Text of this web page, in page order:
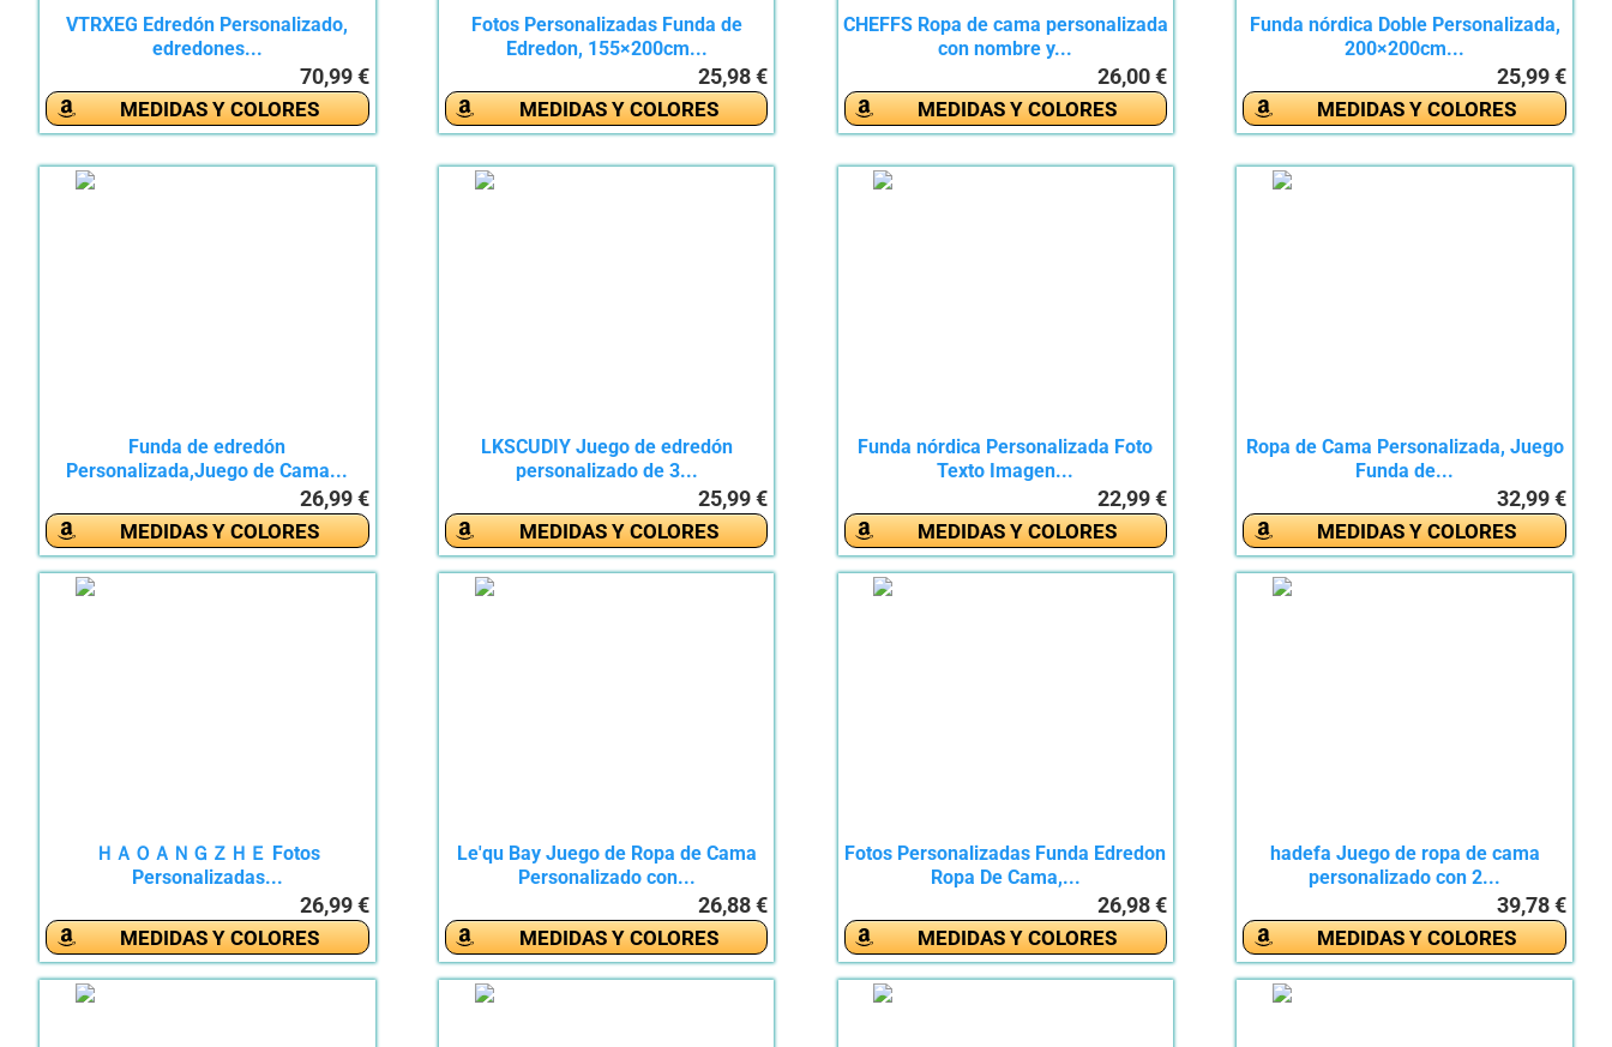
VTRXEG Edredón Personalizado,
edredones...
70,99 €
MEDIDAS Y COLORES
Fotos Personalizadas Funda de
Edredon, 155×200cm...
25,98 €
MEDIDAS Y COLORES
CHEFFS Ropa de cama personalizada
con nombre y...
26,00 €
MEDIDAS Y COLORES
Funda nórdica Doble Personalizada,
200×200cm...
25,99 €
MEDIDAS Y COLORES
Funda de edredón
Personalizada,Juego de Cama...
26,99 €
MEDIDAS Y COLORES
LKSCUDIY Juego de edredón
personalizado de 3...
25,99 €
MEDIDAS Y COLORES
Funda nórdica Personalizada Foto
Texto Imagen...
22,99 €
MEDIDAS Y COLORES
Ropa de Cama Personalizada, Juego
Funda de...
32,99 €
MEDIDAS Y COLORES
ＨＡＯＡＮＧＺＨＥ Fotos
Personalizadas...
26,99 €
MEDIDAS Y COLORES
Le'qu Bay Juego de Ropa de Cama
Personalizado con...
26,88 €
MEDIDAS Y COLORES
Fotos Personalizadas Funda Edredon
Ropa De Cama,...
26,98 €
MEDIDAS Y COLORES
hadefa Juego de ropa de cama
personalizado con 2...
39,78 €
MEDIDAS Y COLORES